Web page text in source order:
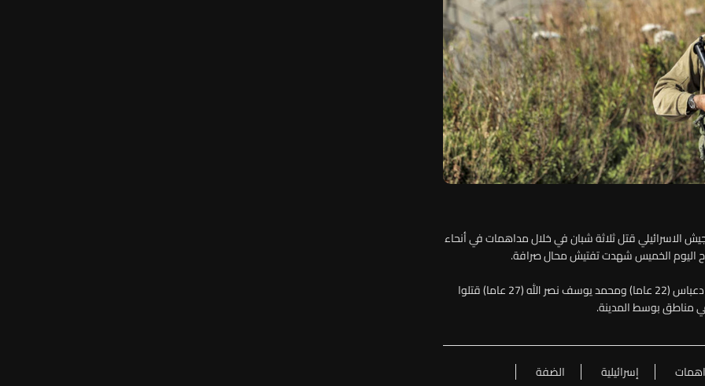
الاسرائيلي قتل ثلاثة شبان في خلال مداهمات في أنحاء
اليوم الخميس شهدت تفتيش محال صرافة.
وأوضحت الوزارة أن أيمن أحمد مبارك (26 عاما) وحسام عماد دعباس (22 عاما) ومحمد يوسف نصر الله (27 عاما) قتلوا
مناطق بوسط المدينة.
إسرائيلية
الضفة